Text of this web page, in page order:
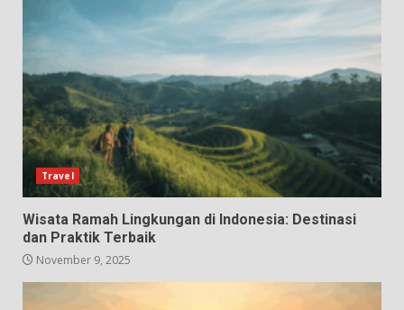
Travel
Wisata Ramah Lingkungan di Indonesia: Destinasi
dan Praktik Terbaik
November 9, 2025